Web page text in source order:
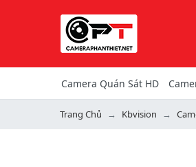
Camera Quán Sát HD
Trang Chủ Kbvision